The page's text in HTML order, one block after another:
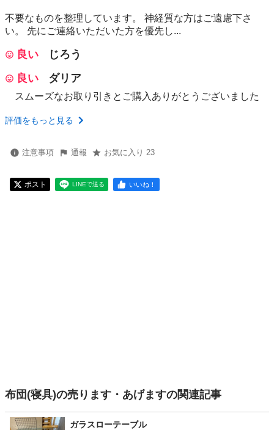
不要なものを整理しています。 神経質な方はご遠慮下さ
い。 先にご連絡いただいた方を優先し...
良い
じろう
良い
ダリア
スムーズなお取り引きとご購入ありがとうございました
評価をもっと見る
注意事項 通報 お気に入り 23
ポスト LINEで送る いいね！
布団(寝具)の売ります・あげますの関連記事
ガラスローテーブル